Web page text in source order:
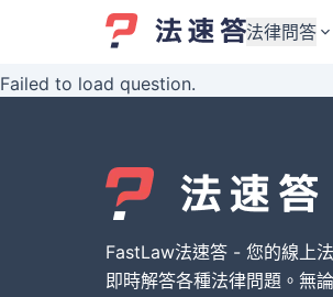
法律問答
婚姻與監護權
債務與債權
刑事犯罪案件
婚
債
刑
Failed to load question.
FastLaw法速答 - 您的線上
即時解答各種法律問題。無